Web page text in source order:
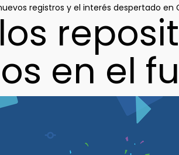
registros y el interés despertado en
en el